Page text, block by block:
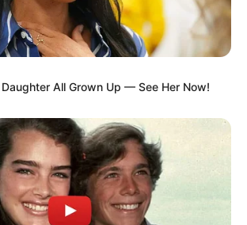
All Grown Up — See Her Now!